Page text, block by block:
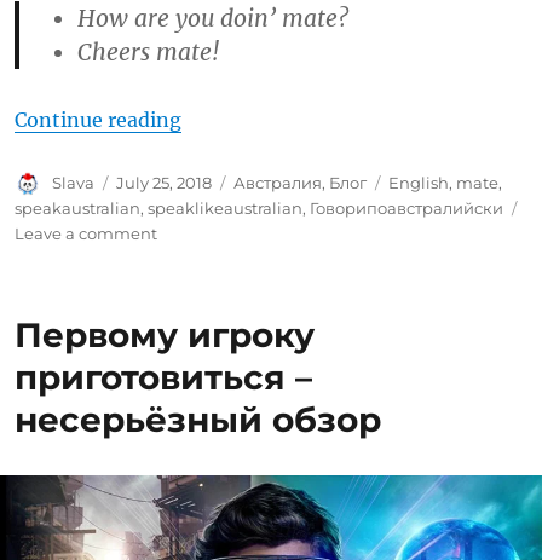
How are you doin’ mate?
Cheers mate!
Continue reading“Говори по-австралийски:
Author
Slava
Posted
on
July 25, 2018 Categories
Австралия, Блог Tags
English, mate,
speakaustralian,speaklikeaustralian, Говорипоавстралийски
Leave a commenton
“Mate”
Первому игроку
приготовиться –
несерьёзный обзор